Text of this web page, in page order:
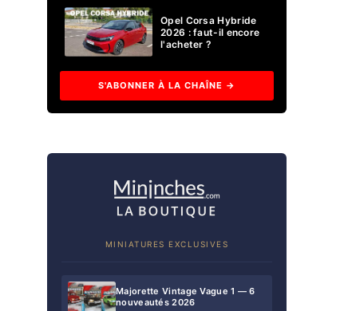
Opel Corsa Hybride
2026 : faut-il encore
l'acheter ?
S'ABONNER À LA CHAÎNE →
MINIATURES EXCLUSIVES
Majorette Vintage Vague 1 — 6
nouveautés 2026